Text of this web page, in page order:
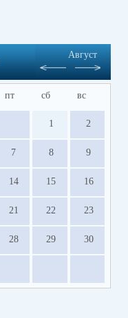
Август
пт сб вс
1 2
7 8 9
14 15 16
21 22 23
28 29 30